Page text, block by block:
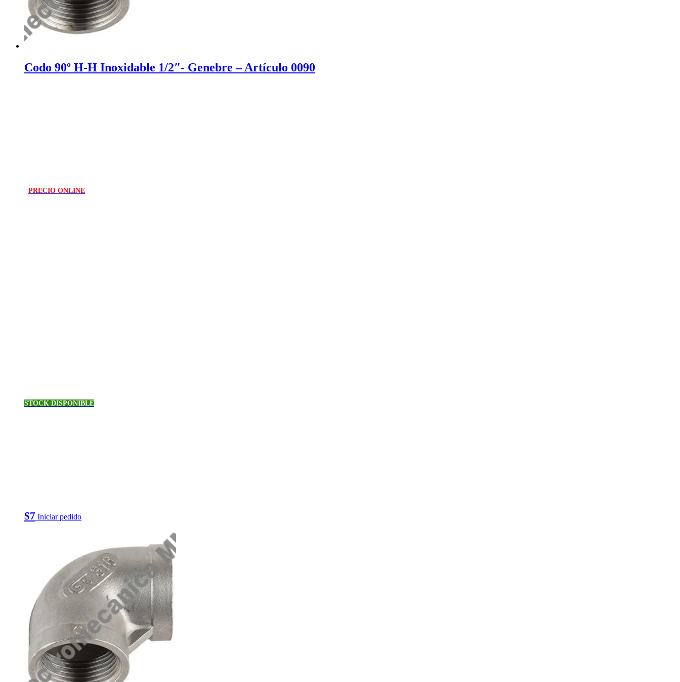
Codo 90º H-H Inoxidable 1/2″- Genebre – Artículo 0090
PRECIO ONLINE
STOCK DISPONIBLE
$7 Iniciar pedido